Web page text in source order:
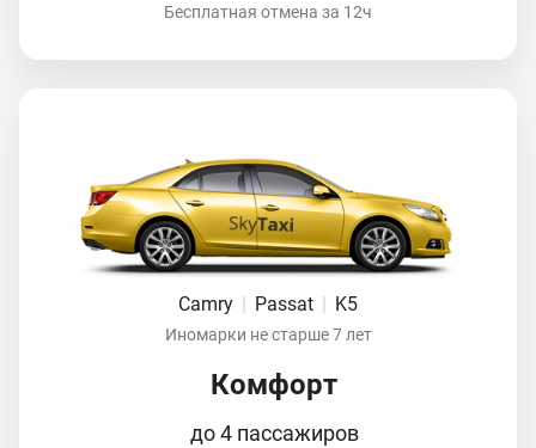
Бесплатная отмена за 12ч
Camry Passat K5
Иномарки не старше 7 лет
Комфорт
до 4 пассажиров